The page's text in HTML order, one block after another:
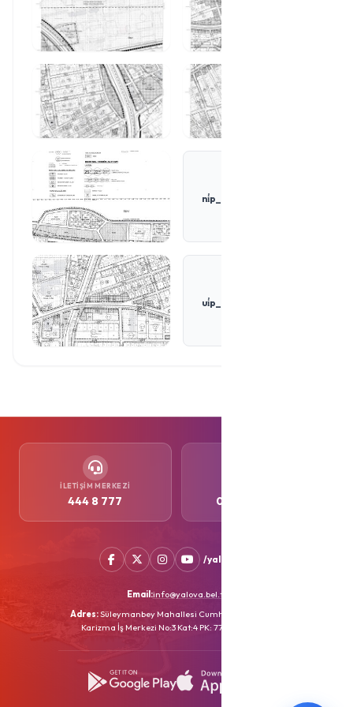
ni̇p_rapor_bh-rp-sb-
ui̇p_rapor_bh-rp-sb-
İLETIŞIM MERKEZI
444 8 777 0552 505 77 77
/yalovabld
Email:info@yalova.bel.tr
Adres:Süleymanbey Mahallesi Cumhuriyet Caddesi
Karizma İş Merkezi No:3 Kat:4 PK: 77100 YALOVA